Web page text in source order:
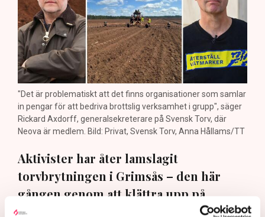
"Det är problematiskt att det finns organisationer som samlar
in pengar för att bedriva brottslig verksamhet i grupp", säger
Rickard Axdorff, generalsekreterare på Svensk Torv, där
Neova är medlem. Bild: Privat, Svensk Torv, Anna Hållams/TT
Aktivister har åter lamslagit
torvbrytningen i Grimsås – den här
gången genom att klättra upp på
maskiner, gräva igen diken och sprida